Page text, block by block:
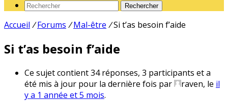
Rechercher
Accueil / Forums / Mal-être /Si t’as besoin f’aide
Si t’as besoin f’aide
Ce sujet contient 34 réponses, 3 participants et a
été mis à jour pour la dernière fois par
raven, le il
y a 1 année et 5 mois.